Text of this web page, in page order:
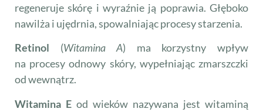
regeneruje skórę i wyraźnie ją poprawia. Głęboko
nawilża i ujędrnia, spowalniając procesy starzenia.
Retinol (Witamina A) ma korzystny wpływ
na procesy odnowy skóry, wypełniając zmarszczki
od wewnątrz.
Witamina E od wieków nazywana jest witaminą